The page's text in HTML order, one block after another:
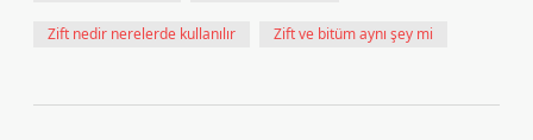
Zift nedir nerelerde kullanılır Zift ve bitüm aynı şey mi